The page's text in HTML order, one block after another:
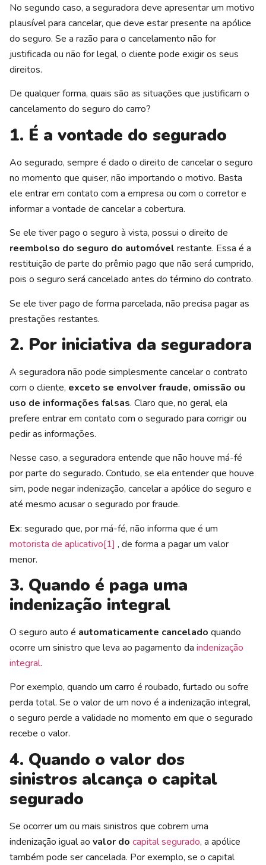
No segundo caso, a seguradora deve apresentar um motivo
plausível para cancelar, que deve estar presente na apólice
do seguro. Se a razão para o cancelamento não for
justificada ou não for legal, o cliente pode exigir os seus
direitos.
De qualquer forma, quais são as situações que justificam o
cancelamento do seguro do carro?
1. É a vontade do segurado
Ao segurado, sempre é dado o direito de cancelar o seguro
no momento que quiser, não importando o motivo. Basta
ele entrar em contato com a empresa ou com o corretor e
informar a vontade de cancelar a cobertura.
Se ele tiver pago o seguro à vista, possui o direito de
reembolso do seguro do automóvel restante. Essa é a
restituição de parte do prêmio pago que não será cumprido,
pois o seguro será cancelado antes do término do contrato.
Se ele tiver pago de forma parcelada, não precisa pagar as
prestações restantes.
2. Por iniciativa da seguradora
A seguradora não pode simplesmente cancelar o contrato
com o cliente, exceto se envolver fraude, omissão ou
uso de informações falsas. Claro que, no geral, ela
prefere entrar em contato com o segurado para corrigir ou
pedir as informações.
Nesse caso, a seguradora entende que não houve má-fé
por parte do segurado. Contudo, se ela entender que houve
sim, pode negar indenização, cancelar a apólice do seguro e
até mesmo acusar o segurado por fraude.
Ex: segurado que, por má-fé, não informa que é um
motorista de aplicativo[1] , de forma a pagar um valor
menor.
3. Quando é paga uma
indenização integral
O seguro auto é automaticamente cancelado quando
ocorre um sinistro que leva ao pagamento da indenização
integral.
Por exemplo, quando um carro é roubado, furtado ou sofre
perda total. Se o valor de um novo é a indenização integral,
o seguro perde a validade no momento em que o segurado
recebe o valor.
4. Quando o valor dos
sinistros alcança o capital
segurado
Se ocorrer um ou mais sinistros que cobrem uma
indenização igual ao valor do capital segurado, a apólice
também pode ser cancelada. Por exemplo, se o capital